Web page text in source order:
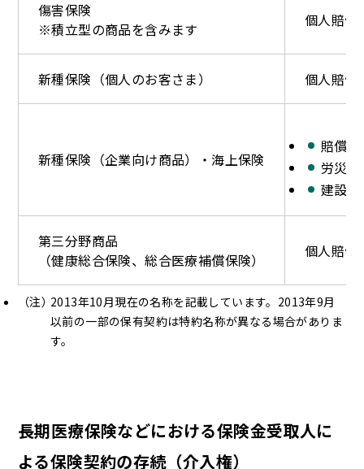
傷害保険
※積立型の商品を含みます
個人賠償
新種保険（個人のお客さま） 個人賠償
新種保険（企業向け商品）・海上保険
賠償
労災
建設
第三分野商品
（健康総合保険、総合医療補償保険）
個人賠償
2013年10月現在の名称を記載しています。2013年9月
以前の一部の保有契約は特約名称が異なる場合がありま
す。
長期医療保険などにおける保険金受取人に
よる保険契約の存続（介入権）